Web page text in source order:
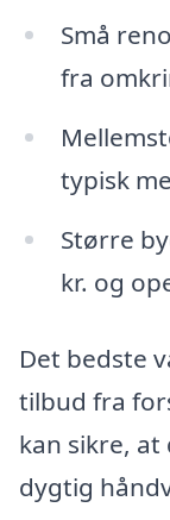
Små
fra
typisk
Større
kr. og
Det bedste
tilbud fra
kan sikre,
dygtig